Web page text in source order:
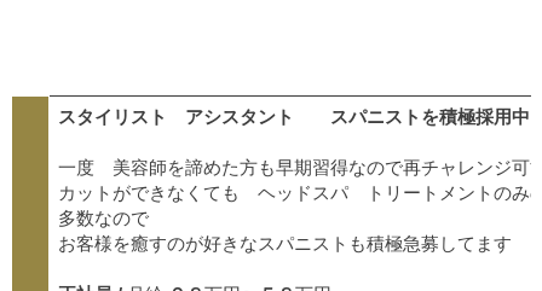
スタイリスト アシスタント スパニストを積極採用中
一度 美容師を諦めた方も早期習得なので再チャレンジ可
カットができなくても ヘッドスパ トリートメントのみ
多数なので
お客様を癒すのが好きなスパニストも積極急募してます